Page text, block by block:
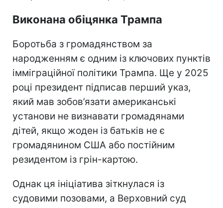
Виконана обіцянка Трампа
Боротьба з громадянством за
народженням є одним із ключових пунктів
імміграційної політики Трампа. Ще у 2025
році президент підписав перший указ,
який мав зобов’язати американські
установи не визнавати громадянами
дітей, якщо жоден із батьків не є
громадянином США або постійним
резидентом із грін-картою.
Однак ця ініціатива зіткнулася із
судовими позовами, а Верховний суд